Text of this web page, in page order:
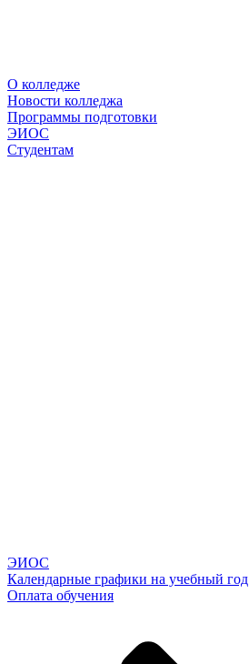
О колледже
Новости колледжа
Программы подготовки
ЭИОС
Студентам
ЭИОС
Календарные графики на учебный год
Оплата обучения